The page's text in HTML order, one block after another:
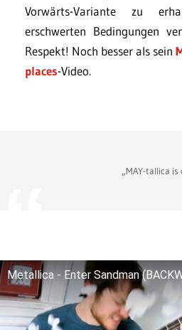
Vorwärts-Variante zu
erschwerten Bedingungen
Respekt! Noch besser als sein
places-Video.
„MAY-tallica is
Metallica - Enter Sandman